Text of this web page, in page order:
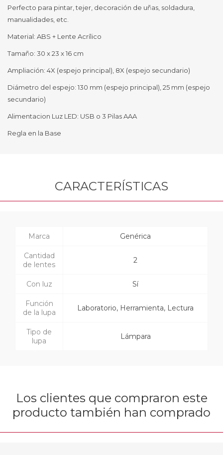
Perfecto para pintar, tejer, decoración de uñas, soldadura,
manualidades, etc.
Material: ABS + Lente Acrílico
Tamaño: 30 x 23 x 16 cm
Ampliación: 4X (espejo principal), 8X (espejo secundario)
Diámetro del espejo: 130 mm (espejo principal), 25 mm (espejo
secundario)
Alimentacion Luz LED: USB o 3 Pilas AAA
Regla en la Base
CARACTERÍSTICAS
Marca Genérica
Cantidad
de lentes
2
Con luz Sí
Función
de la lupa
Laboratorio, Herramienta, Lectura
Tipo de
lupa
Lámpara
Los clientes que compraron este
producto también han comprado